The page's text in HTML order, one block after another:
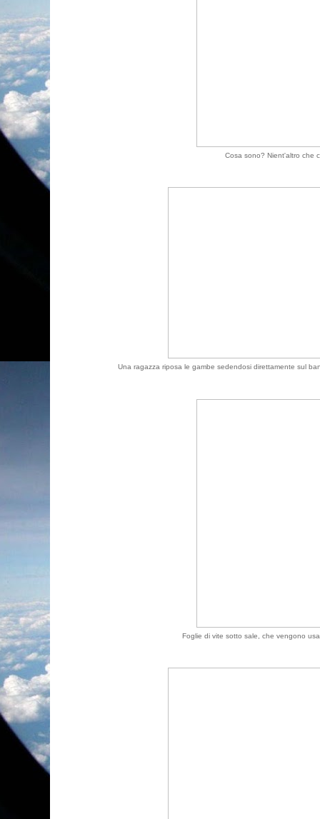
Cosa sono? Nient'altro che
Una ragazza riposa le gambe sedendosi direttamente sul
Foglie di vite sotto sale, che vengono